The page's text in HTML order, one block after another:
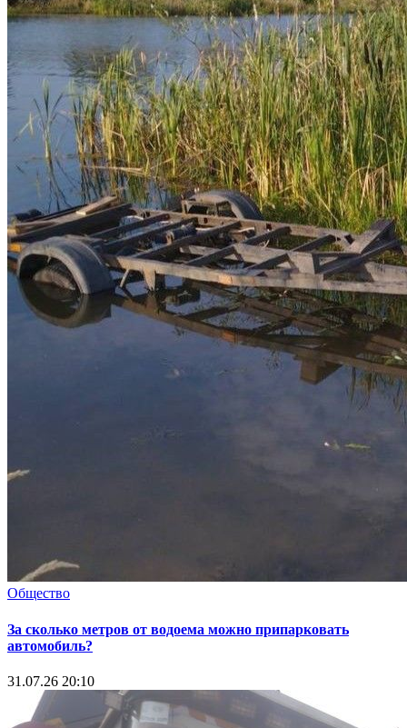
Общество
За сколько метров от водоема можно припарковать
автомобиль?
31.07.26 20:10